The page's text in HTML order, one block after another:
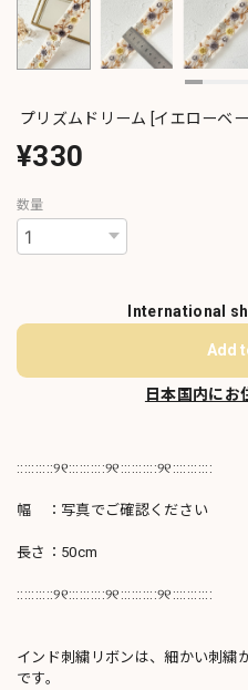
プリズムドリーム [イエローベ
¥330
数量
International
Add
日本国内にお
::::::::::୨୧::::::::::୨୧::::::::::୨୧:::::::::::
幅 ：写真でご確認ください
長さ：50cm
::::::::::୨୧::::::::::୨୧::::::::::୨୧:::::::::::
インド刺繍リボンは、細かい刺繍
です。